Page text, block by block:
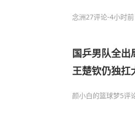
念洲27评论-4小时前
国乒男队全
王楚钦仍独扛
颜小白的篮球梦5评